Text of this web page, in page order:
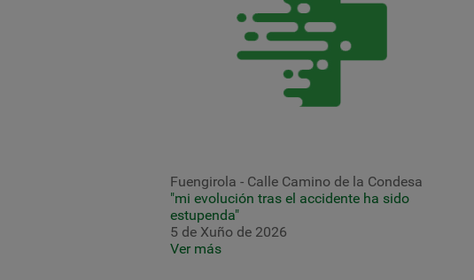
Fuengirola - Calle Camino de la Condesa
"mi evolución tras el accidente ha sido
estupenda"
5 de Xuño de 2026
Ver más